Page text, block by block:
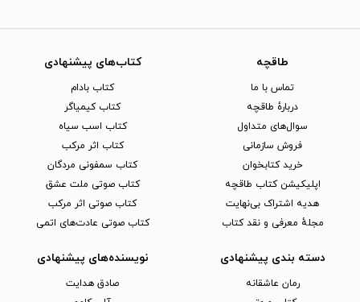
طاقچه
تماس با ما
دربارهٔ طاقچه
سوال‌های متداول
فروش سازمانی
خرید کتابخوان
اپلیکیشن کتاب طاقچه
هدیه اشتراک بی‌نهایت
مجلهٔ معرفی و نقد کتاب
کتاب‌های پیشنهادی
کتاب بادام
کتاب کیمیاگر
کتاب اسب سیاه
کتاب اثر مرکب
کتاب سمفونی مردگان
کتاب صوتی ملت عشق
کتاب صوتی اثر مرکب
کتاب صوتی عادت‌های اتمی
دسته بندی پیشنهادی
رمان عاشقانه
نویسنده‌های پیشنهادی
صادق هدایت